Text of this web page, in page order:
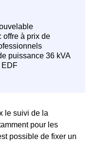
le suivi de la
pour les
possible de fixer un